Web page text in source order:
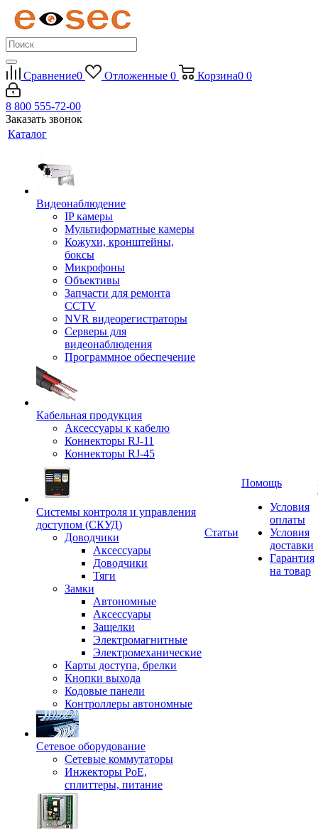
Сравнение0 Отложенные 0 Корзина0 0
8 800 555-72-00
Заказать звонок
Каталог
Видеонаблюдение
IP камеры
Мультиформатные камеры
Кожухи, кронштейны,
боксы
Микрофоны
Объективы
Запчасти для ремонта
CCTV
NVR видеорегистраторы
Серверы для
видеонаблюдения
Программное обеспечение
Кабельная продукция
Аксессуары к кабелю
Коннекторы RJ-11
Коннекторы RJ-45
Системы контроля и управления
доступом (СКУД)
Доводчики
Аксессуары
Доводчики
Тяги
Замки
Автономные
Аксессуары
Защелки
Электромагнитные
Электромеханические
Карты доступа, брелки
Кнопки выхода
Кодовые панели
Контроллеры автономные
Сетевое оборудование
Сетевые коммутаторы
Инжекторы РоЕ,
сплиттеры, питание
Статьи
Помощь
Условия
оплаты
Условия
доставки
Гарантия
на товар